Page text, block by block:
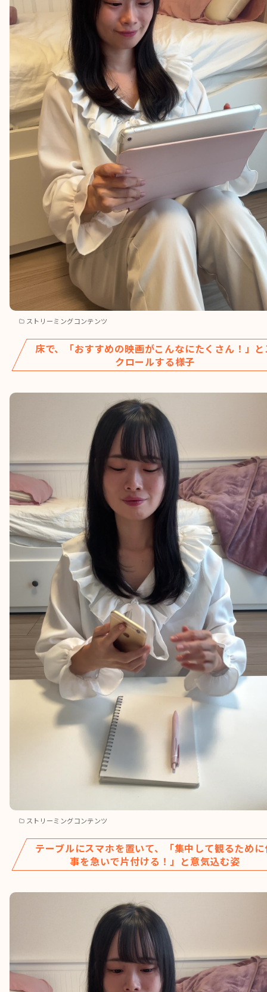
ストリーミングコンテンツ
床で、「おすすめの映画がこんなにたくさん！」
クロールする様子
ストリーミングコンテンツ
テーブルにスマホを置いて、「集中して観るため
事を急いで片付ける！」と意気込む姿